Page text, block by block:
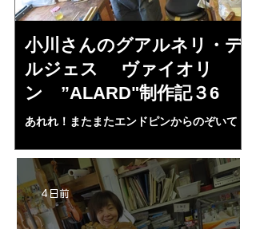
小川さんのグアルネリ・デ
ルジェス ヴァイオリ
ン ”ALARD"制作記３6
あれれ！またまたエンドピンからのぞいて
ペーパー１００゜で徹底して削る。やっと光
が消えた。にかわで再度閉じる。消えた――
の小川さんの笑顔が満開となる・・。いよい
よ来週からニス塗りか？
4 日前